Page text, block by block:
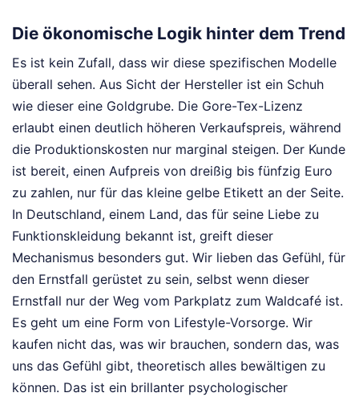
Die ökonomische Logik hinter dem Trend
Es ist kein Zufall, dass wir diese spezifischen Modelle
überall sehen. Aus Sicht der Hersteller ist ein Schuh
wie dieser eine Goldgrube. Die Gore-Tex-Lizenz
erlaubt einen deutlich höheren Verkaufspreis, während
die Produktionskosten nur marginal steigen. Der Kunde
ist bereit, einen Aufpreis von dreißig bis fünfzig Euro
zu zahlen, nur für das kleine gelbe Etikett an der Seite.
In Deutschland, einem Land, das für seine Liebe zu
Funktionskleidung bekannt ist, greift dieser
Mechanismus besonders gut. Wir lieben das Gefühl, für
den Ernstfall gerüstet zu sein, selbst wenn dieser
Ernstfall nur der Weg vom Parkplatz zum Waldcafé ist.
Es geht um eine Form von Lifestyle-Vorsorge. Wir
kaufen nicht das, was wir brauchen, sondern das, was
uns das Gefühl gibt, theoretisch alles bewältigen zu
können. Das ist ein brillanter psychologischer